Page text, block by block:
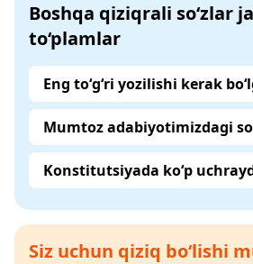
Boshqa qiziqrali so‘zlar
to‘plamlar
Eng to‘g‘ri yozilishi kerak
Mumtoz adabiyotimizdagi
Konstitutsiyada ko‘p
Siz uchun qiziq bo‘lishi